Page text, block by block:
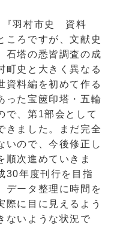
『羽村市史 資料
ろですが、文献史
石塔の悉皆調査の成
町史と大きく異なる
資料編を初めて作る
った宝篋印塔・五輪
で、第1部会として
きました。まだ完全
いので、今後修正し
順次進めていきま
30年度刊行を目指
データ整理に時間を
際に目に見えるよう
ないような状況で